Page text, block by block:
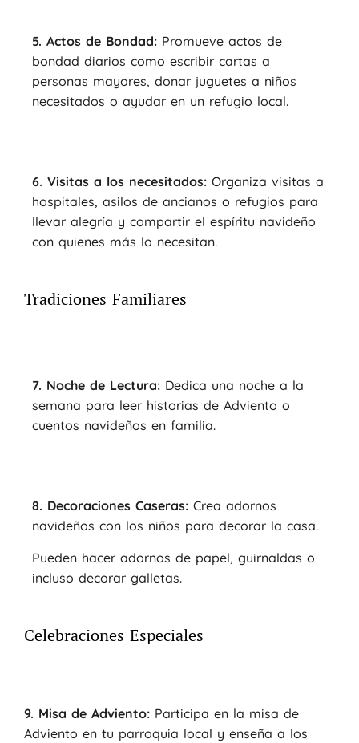
5. Actos de Bondad: Promueve actos de
bondad diarios como escribir cartas a
personas mayores, donar juguetes a niños
necesitados o ayudar en un refugio local.
6. Visitas a los necesitados: Organiza visitas a
hospitales, asilos de ancianos o refugios para
llevar alegría y compartir el espíritu navideño
con quienes más lo necesitan.
Tradiciones Familiares
7. Noche de Lectura: Dedica una noche a la
semana para leer historias de Adviento o
cuentos navideños en familia.
8. Decoraciones Caseras: Crea adornos
navideños con los niños para decorar la casa.
Pueden hacer adornos de papel, guirnaldas o
incluso decorar galletas.
Celebraciones Especiales
9. Misa de Adviento: Participa en la misa de
Adviento en tu parroquia local y enseña a los